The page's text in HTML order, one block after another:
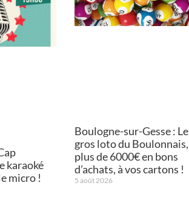
karaoké
micro !
Boulogne-sur-Gesse : Le
gros loto du Boulonnais,
plus de 6000€ en bons
d’achats, à vos cartons !
5 août 2026